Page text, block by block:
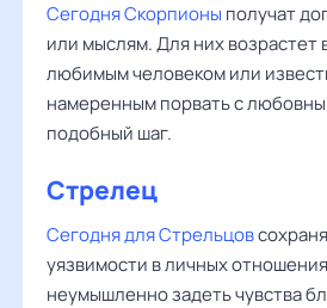
Сегодня Скорпионы получат
или мыслям. Для них возрастет
любимым человеком или
намеренным порвать с
подобный шаг.
Стрелец
Сегодня для Стрельцов
уязвимости в личных
неумышленно задеть чувства